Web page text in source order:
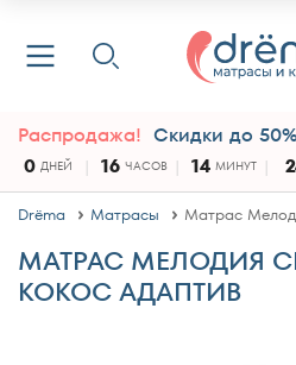
Распродажа! Скидки до 50%
0 ДНЕЙ 16 ЧАСОВ 14 МИНУТ
Drёma Матрасы Матрас
МАТРАС МЕЛОДИЯ
КОКОС АДАПТИВ